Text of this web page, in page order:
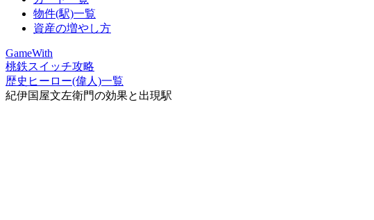
物件(駅)一覧
資産の増やし方
GameWith
桃鉄スイッチ攻略
歴史ヒーロー(偉人)一覧
紀伊国屋文左衛門の効果と出現駅